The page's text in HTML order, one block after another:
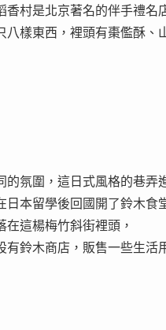
香村是北京著名的伴手禮名
八樣東西，裡頭有棗儖酥、
的氛圍，這日式風格的巷弄
日本留學後回國開了鈴木食
在這楊梅竹斜街裡頭，
有鈴木商店，販售一些生活